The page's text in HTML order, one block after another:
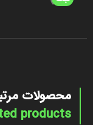
محصولات
products